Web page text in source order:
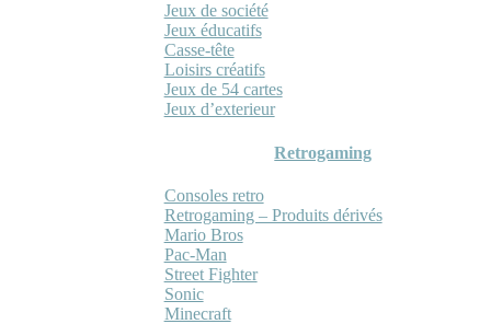
Jeux de société
Jeux éducatifs
Casse-tête
Loisirs créatifs
Jeux de 54 cartes
Jeux d’exterieur
Retrogaming
Consoles retro
Retrogaming – Produits dérivés
Mario Bros
Pac-Man
Street Fighter
Sonic
Minecraft